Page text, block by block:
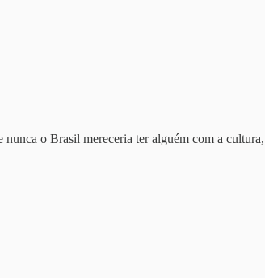
o Brasil mereceria ter alguém com a